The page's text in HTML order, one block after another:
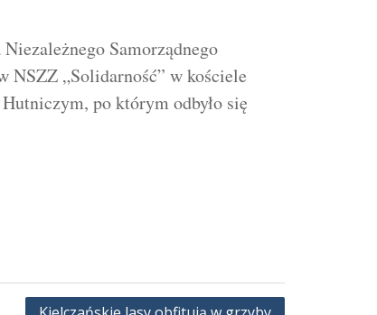
Samorządnego
NSZZ „Solidarność” w kościele
po którym odbyło się